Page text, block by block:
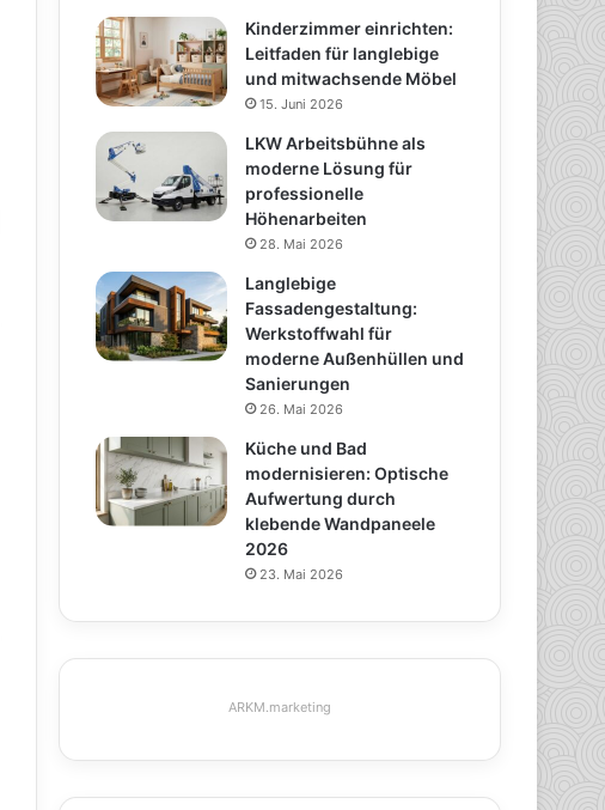
Kinderzimmer einrichten:
Leitfaden für langlebige
und mitwachsende Möbel
15. Juni 2026
LKW Arbeitsbühne als
moderne Lösung für
professionelle
Höhenarbeiten
28. Mai 2026
Langlebige
Fassadengestaltung:
Werkstoffwahl für
moderne Außenhüllen und
Sanierungen
26. Mai 2026
Küche und Bad
modernisieren: Optische
Aufwertung durch
klebende Wandpaneele
2026
23. Mai 2026
ARKM.marketing